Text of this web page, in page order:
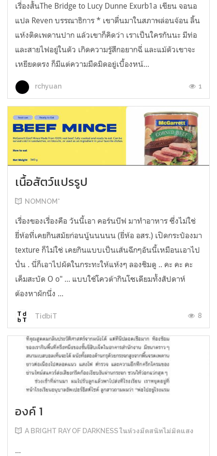
เรื่องสั้นThe Bridge to Lucy Dunne Exurb1a เขียน จอนอ
แปล Reven บรรณาธิการ * เขาตื่นมาในสภาพล่อนจ้อน ลิ้น
แห้งติดเพดานปาก แล้วเขาก็คิดว่า เราเป็นใครกันนะ มีท่อ
และสายไฟอยู่ในตัว เกิดความรู้สึกอยากฉี่ และแม้ตัวเขาจะ
เหยียดตรง ก็มีแต่ความมืดมิดอยู่เบื้องหน้...
rchyuan 1
เนื้อสัตว์แปรรูป
NOMNOM*
เรื่องของเรื่องคือ วันนี้เอา คอร์นบีฟ มาทำอาหาร ซึ่งไม่ใช่
ยี่ห้อที่เคยกินสมัยก่อนนู้นนนนน (ยี่ห้อ อสร.) เปิดกระป๋องมา
texture ก็ไม่ใช่ เคยกินแบบเป็นเส้นฉีกๆอันนี้เหมือนเอาไป
ปั่น . นี่ก็เอาไปผัดในกระทะให้แห้งๆ ลองชิมดู .. คะ คะ คะ
เค็มสะบัด O o" ... แบบใช้โควต้ากินโซเดียมทั้งสัปดาห์
ต้องหาผักนึ่ง ...
TidbiT 8
องค์ 1
A BRIGHT RAY OF DARKNESS ในห้วงมืดสนิทไม่มิดแสง
...